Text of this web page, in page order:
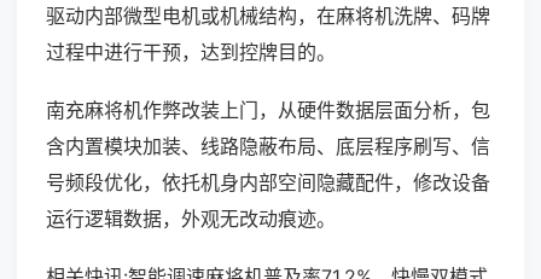
驱动内部微型电机或机械结构，在麻将机洗牌、码牌
过程中进行干预，达到控牌目的。
南充麻将机作弊改装上门，从硬件数据层面分析，包
含内置模块加装、线路隐蔽布局、底层程序刷写、信
号频段优化，依托机身内部空间隐藏配件，修改设备
运行逻辑数据，外观无改动痕迹。